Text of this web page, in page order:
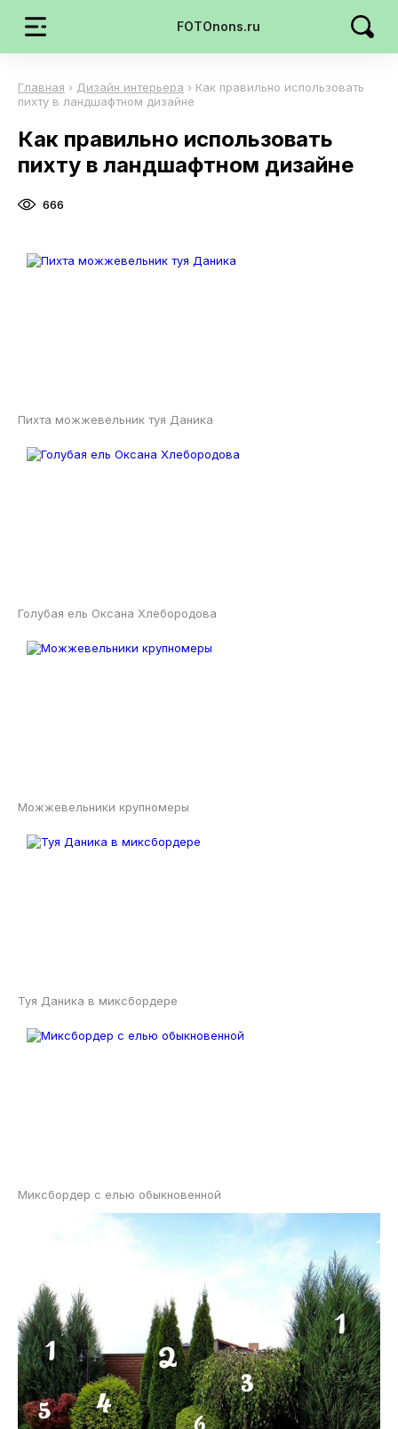
FOTOnons.ru
Главная › Дизайн интерьера › Как правильно использовать
пихту в ландшафтном дизайне
Как правильно использовать
пихту в ландшафтном дизайне
666
Пихта можжевельник туя Даника
Голубая ель Оксана Хлебородова
Можжевельники крупномеры
Туя Даника в миксбордере
Миксбордер с елью обыкновенной